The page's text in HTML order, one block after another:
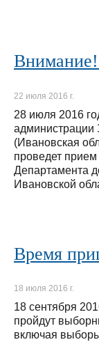
22 июля 2016 г.
28 июля 2016
администрации
(Ивановская
проведет
Департамента
Ивановской
Время
18 июля 2016 г.
18 сентября
пройдут
включая